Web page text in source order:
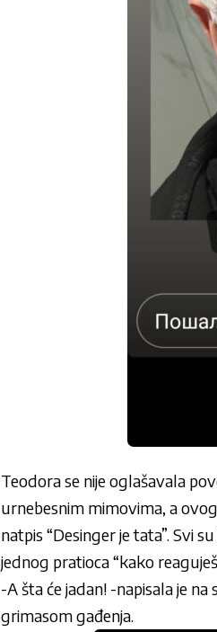
Teodora se nije oglašavala
urnebesnim mimovima, a
natpis “Desinger je tata”. Svi
jednog pratioca “kako
-A šta će jadan! -napisala je
grimasom gađenja.